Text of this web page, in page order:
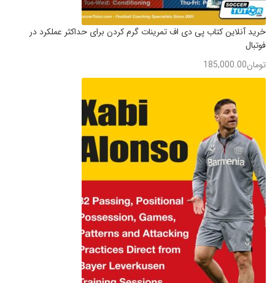
خرید آنلاین کتاب پی دی اف تمرینات گرم کردن برای حداکثر عملکرد در
فوتبال
تومان185,000.00